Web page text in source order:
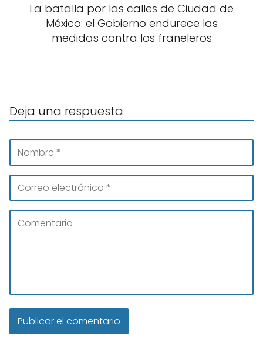
La batalla por las calles de Ciudad de
México: el Gobierno endurece las
medidas contra los franeleros
Deja una respuesta